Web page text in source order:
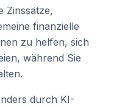
Zinssätze,
finanzielle
zu helfen, sich
während Sie
durch KI-